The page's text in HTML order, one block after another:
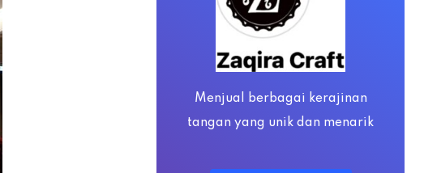
Menjual berbagai kerajinan
tangan yang unik dan menarik